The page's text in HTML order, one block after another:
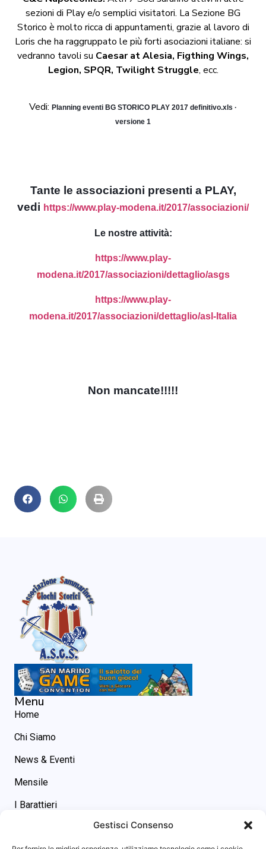
Gestisci Consenso
sezioni di Play e/o semplici visitatori. La Sezione BG
Storico è molto ricca di appuntamenti, grazie al lavoro di
Loris che ha raggruppato le più forti asociazioni italiane: si
vedranno tavoli su Caesar at Alesia, Figthing Wings,
Legion, SPQR, Twilight Struggle, ecc.
Vedi: Planning eventi BG STORICO PLAY 2017 definitivo.xls ·
versione 1
Tante le associazioni presenti a PLAY,
vedi https://www.play-modena.it/2017/associazioni/
Le nostre attività:
https://www.play-
modena.it/2017/associazioni/dettaglio/asgs
https://www.play-
modena.it/2017/associazioni/dettaglio/asl-Italia
Non mancate!!!!!
Menu
Home
Chi Siamo
News & Eventi
Mensile
I Barattieri